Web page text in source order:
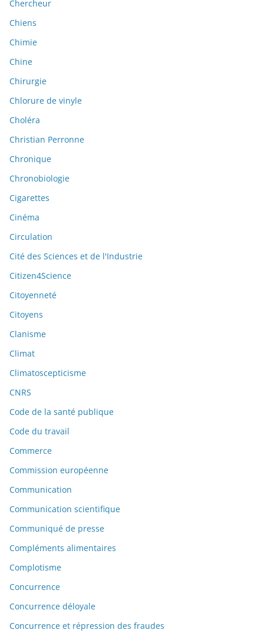
Chercheur
Chiens
Chimie
Chine
Chirurgie
Chlorure de vinyle
Choléra
Christian Perronne
Chronique
Chronobiologie
Cigarettes
Cinéma
Circulation
Cité des Sciences et de l'Industrie
Citizen4Science
Citoyenneté
Citoyens
Clanisme
Climat
Climatoscepticisme
CNRS
Code de la santé publique
Code du travail
Commerce
Commission européenne
Communication
Communication scientifique
Communiqué de presse
Compléments alimentaires
Complotisme
Concurrence
Concurrence déloyale
Concurrence et répression des fraudes